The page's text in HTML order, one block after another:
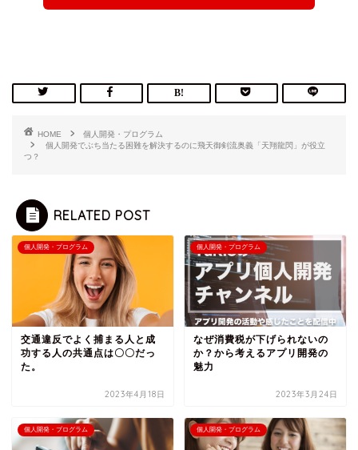
HOME
個人開発・プログラム
個人開発でぶち当たる困難を解決するのに飛天御剣流奥義「天翔龍閃」が役立
つ？
RELATED POST
個人開発・プログラム
交通違反でよく捕まる人と成
功する人の共通点は〇〇だっ
た。
2023年4月18日
個人開発・プログラム
なぜ消費税が下げられないの
か？から考えるアプリ開発の
魅力
2023年3月24日
個人開発・プログラム 個人開発・プログラム